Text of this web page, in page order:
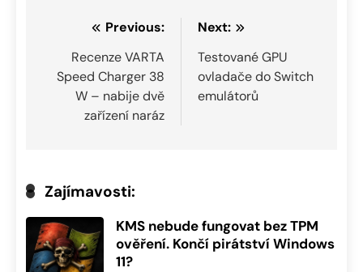
Navigace
pro
příspěvek
Previous:
Recenze VARTA
Speed Charger 38
W – nabije dvě
zařízení naráz
Next:
Testované GPU
ovladače do Switch
emulátorů
Zajímavosti:
KMS nebude fungovat bez TPM
ověření. Končí pirátství Windows
11?